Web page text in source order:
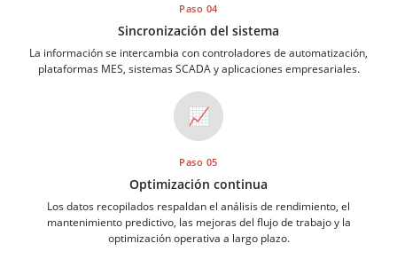
Paso 04
Sincronización del sistema
La información se intercambia con controladores de automatización,
plataformas MES, sistemas SCADA y aplicaciones empresariales.
📈
Paso 05
Optimización continua
Los datos recopilados respaldan el análisis de rendimiento, el
mantenimiento predictivo, las mejoras del flujo de trabajo y la
optimización operativa a largo plazo.